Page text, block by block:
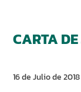
CARTA
16 de Julio de 2018